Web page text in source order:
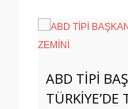
ABD TİPİ